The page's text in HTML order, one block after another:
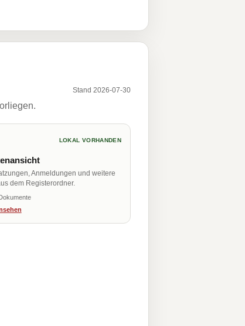
Stand 2026-07-30
LOKAL VORHANDEN
Anmeldungen und weitere
dem Registerordner.